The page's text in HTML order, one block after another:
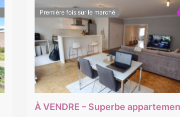
Première fois sur le marché